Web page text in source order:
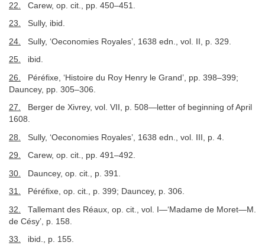
22. Carew, op. cit., pp. 450–451.
23. Sully, ibid.
24. Sully, ‘Oeconomies Royales’, 1638 edn., vol. II, p. 329.
25. ibid.
26.
Péréfixe, ‘Histoire du Roy Henry le Grand’, pp. 398–399;
Dauncey, pp. 305–306.
27. Berger de Xivrey, vol. VII, p. 508—letter of beginning of April
1608.
28. Sully, ‘Oeconomies Royales’, 1638 edn., vol. III, p. 4.
29. Carew, op. cit., pp. 491–492.
30. Dauncey, op. cit., p. 391.
31. Péréfixe, op. cit., p. 399; Dauncey, p. 306.
32.
Tallemant des Réaux, op. cit., vol. I—‘Madame de Moret—M.
de Césy’, p. 158.
33. ibid., p. 155.